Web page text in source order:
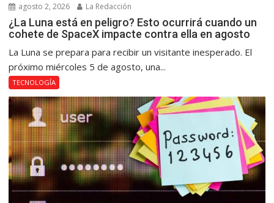
agosto 2, 2026 La Redacción
¿La Luna está en peligro? Esto ocurrirá cuando un
cohete de SpaceX impacte contra ella en agosto
La Luna se prepara para recibir un visitante inesperado. El
próximo miércoles 5 de agosto, una...
TECNOLOGÍA